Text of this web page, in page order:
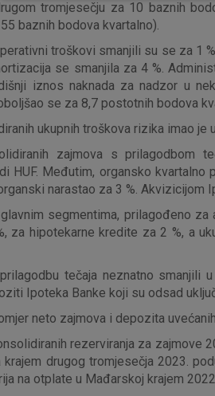
tromjesečju za 10 baznih
baznih bodova kvartalno).
troškovi smanjili su se za 1
se smanjila za 4 %.
iznos naknada za nadzor u
se za 8,7 postotnih bodova
ukupnih troškova rizika imao je
zajmova s
HUF. Međutim, organsko
narastao za 3 %. Akvizicijom
segmentima, prilagođeno
za hipotekarne kredite za 2 %, a
tečaja neznatno smanjili
Ipoteka Banke koji su odsad
neto zajmova i depozita
rezerviranja za zajmove
krajem drugog tromjesečja 2023.
na otplate u Mađarskoj krajem